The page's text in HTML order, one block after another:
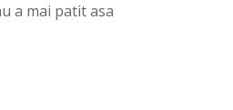
a mai patit asa